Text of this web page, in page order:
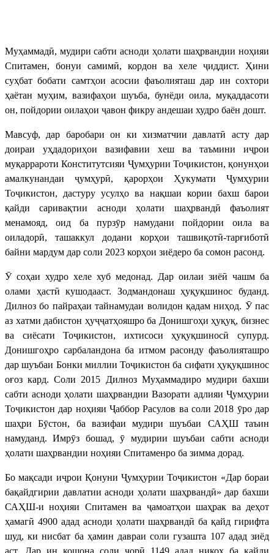
Муҳаммадӣ, мудири сабти асноди ҳолати шаҳрвандии ноҳияи
Спитамен, бонуи самимӣ, кордон ва хеле ҷиддист. Ҳини
суҳбат бобати самтҳои асосии фаъолияташ дар ин сохтори
ҳаётан муҳим, вазифаҳои шуъба, бунёди оила, муқаддасоти
он, пойдории оилаҳои ҷавон фикру андешаи худро баён дошт.
Мавсуф, дар баробари он ки хизматчии давлатӣ асту дар
доираи уҳдадориҳои вазифавии хеш ва таъмини иҷрои
муқаррароти Конститутсияи Ҷумҳурии Тоҷикистон, қонунҳои
амалкунандаи ҷумҳурӣ, қарорҳои Ҳукумати Ҷумҳурии
Тоҷикистон, дастуру усулҳо ва нақшаи кории бахш барои
қайди саривақтии асноди ҳолати шаҳрвандӣ фаъолият
менамояд, оид ба пурзӯр намудани пойдории оила ва
оиладорӣ, ташаккул додани корҳои ташвиқотӣ-тарғиботӣ
байни мардум дар соли 2023 корҳои зиёдеро ба сомон расонд.
Ӯ соҳаи худро хеле хуб медонад. Дар оилаи зиёӣ чашм ба
олами ҳастӣ кушодааст. Зодмандонаш ҳуқуқшинос буданд.
Дилноз бо пайраҳаи тайнамудаи волидон қадам ниҳод. Ӯ пас
аз хатми дабистон ҳуҷҷатҳояшро ба Донишгоҳи ҳуқуқ, бизнес
ва сиёсати Тоҷикистон, ихтисоси ҳуқуқшиносӣ супурд.
Донишгоҳро сарбаландона ба итмом расонду фаъолияташро
дар шуъбаи Бонки миллии Тоҷикистон ба сифати ҳуқуқшинос
оғоз кард. Соли 2015 Дилноз Муҳаммадиро мудири бахши
сабти асноди ҳолати шаҳрвандии Вазорати адлияи Ҷумҳурии
Тоҷикистон дар ноҳияи Ҷаббор Расулов ва соли 2018 ӯро дар
шаҳри Бӯстон, ба вазифаи мудири шуъбаи САҲШ таъин
намуданд. Имрӯз бошад, ӯ мудирии шуъбаи сабти асноди
ҳолати шаҳрвандии ноҳияи Спитаменро ба зимма дорад.
Бо мақсади иҷрои Қонуни Ҷумҳурии Тоҷикистон «Дар бораи
бақайдгирии давлатии асноди ҳолати шаҳрвандӣ» дар бахши
САҲШ-и ноҳияи Спитамен ва ҷамоатҳои шаҳрак ва деҳот
ҳамагӣ 4900 адад асноди ҳолати шаҳрвандӣ ба қайд гирифта
шуд, ки нисбат ба ҳамин давраи соли гузашта 107 адад зиёд
аст. Дар ин кошона соли ҷорӣ 1149 адад никоҳ ба қайди